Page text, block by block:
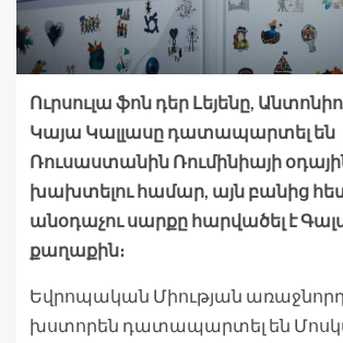
Ուրսուլա ֆոն դեր Լեյենը,
Կայա Կալլասը դատապարտել են
Ռուսաստանին Ռումինիայի
խախտելու համար, այն բանից
անօդաչու սարքը հարվածել է
քաղաքին։
Եվրոպական Միության
խստորեն դատապարտել են